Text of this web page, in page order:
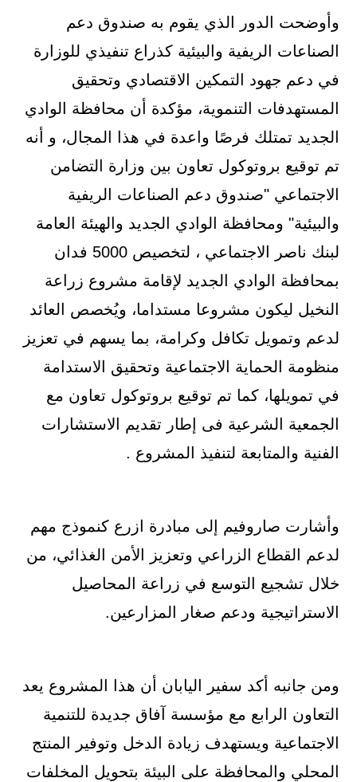
وأوضحت الدور الذي يقوم به صندوق دعم
الصناعات الريفية والبيئية كذراع تنفيذي للوزارة
في دعم جهود التمكين الاقتصادي وتحقيق
المستهدفات التنموية، مؤكدة أن محافظة الوادي
الجديد تمتلك فرصًا واعدة في هذا المجال، و أنه
تم توقيع بروتوكول تعاون بين وزارة التضامن
الاجتماعي "صندوق دعم الصناعات الريفية
والبيئية" ومحافظة الوادي الجديد والهيئة العامة
لبنك ناصر الاجتماعي ، لتخصيص 5000 فدان
بمحافظة الوادي الجديد لإقامة مشروع زراعة
النخيل ليكون مشروعا مستداما، ويُخصص العائد
لدعم وتمويل تكافل وكرامة، بما يسهم في تعزيز
منظومة الحماية الاجتماعية وتحقيق الاستدامة
في تمويلها، كما تم توقيع بروتوكول تعاون مع
الجمعية الشرعية فى إطار تقديم الاستشارات
الفنية والمتابعة لتنفيذ المشروع .
وأشارت صاروفيم إلى مبادرة ازرع كنموذج مهم
لدعم القطاع الزراعي وتعزيز الأمن الغذائي، من
خلال تشجيع التوسع في زراعة المحاصيل
الاستراتيجية ودعم صغار المزارعين.
ومن جانبه أكد سفير اليابان أن هذا المشروع يعد
التعاون الرابع مع مؤسسة آفاق جديدة للتنمية
الاجتماعية ويستهدف زيادة الدخل وتوفير المنتج
المحلي والمحافظة على البيئة بتحويل المخلفات